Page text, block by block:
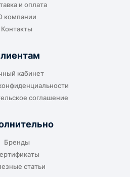
и оплата
компании
Контакты
кабинет
соглашение
Бренды
статьи